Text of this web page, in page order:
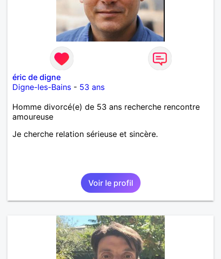
éric de digne
Digne-les-Bains - 53 ans
Homme divorcé(e) de 53 ans recherche rencontre
amoureuse
Je cherche relation sérieuse et sincère.
Voir le profil